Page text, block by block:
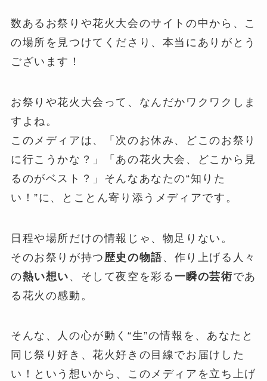
数あるお祭りや花火大会のサイトの中から、こ
の場所を見つけてくださり、本当にありがとう
ございます！
お祭りや花火大会って、なんだかワクワクしま
すよね。
このメディアは、「次のお休み、どこのお祭り
に行こうかな？」「あの花火大会、どこから見
るのがベスト？」そんなあなたの“知りた
い！”に、とことん寄り添うメディアです。
日程や場所だけの情報じゃ、物足りない。
そのお祭りが持つ 歴史の物語、作り上げる人々
の熱い想い 、そして夜空を彩る 一瞬の芸術であ
る花火の感動。
そんな、人の心が動く“生”の情報を、あなたと
同じ祭り好き、花火好きの目線でお届けした
い！という想いから、このメディアを立ち上げ